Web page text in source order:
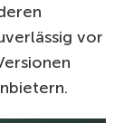
vor